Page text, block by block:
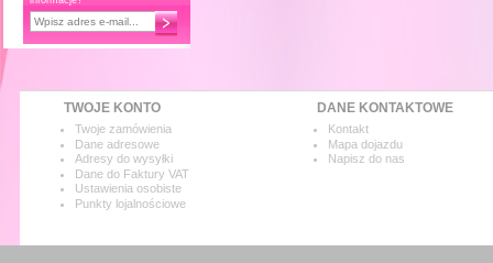
TWOJE KONTO
Twoje zamówienia
Dane adresowe
Adresy do wysyłki
Dane do Faktury VAT
Ustawienia osobiste
Punkty lojalnościowe
DANE KONTAKTOWE
Kontakt
Mapa dojazdu
Napisz do nas